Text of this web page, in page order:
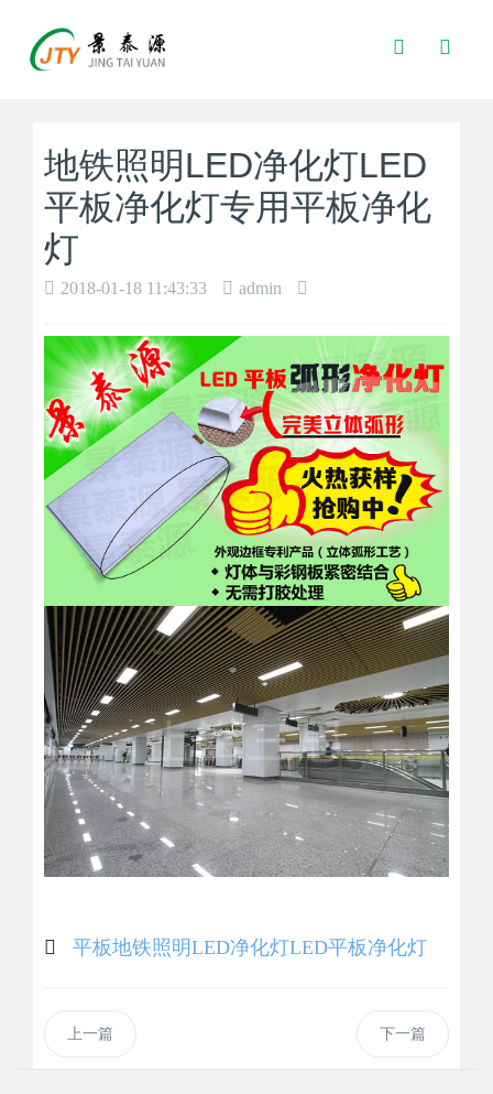
Toggle
Search
地铁照明LED净化灯LED
平板净化灯专用平板净化
灯
2018-01-18 11:43:33 admin
平板地铁照明LED净化灯LED平板净化灯
上一篇 下一篇